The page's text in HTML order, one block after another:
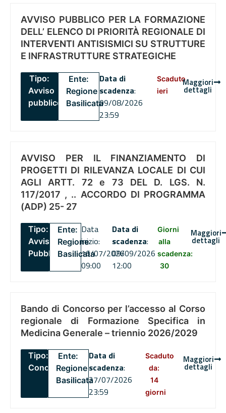
AVVISO PUBBLICO PER LA FORMAZIONE
DELL’ ELENCO DI PRIORITÀ REGIONALE DI
INTERVENTI ANTISISMICI SU STRUTTURE
E INFRASTRUTTURE STRATEGICHE
Tipo:
Avviso
pubblico
Ente:
Regione
Basilicata
Data di
scadenza:
09/08/2026
23:59
Scaduto
ieri
Maggiori
dettagli
AVVISO PER IL FINANZIAMENTO DI
PROGETTI DI RILEVANZA LOCALE DI CUI
AGLI ARTT. 72 e 73 DEL D. LGS. N.
117/2017 , .. ACCORDO DI PROGRAMMA
(ADP) 25- 27
Tipo:
Avviso
Pubblico
Ente:
Regione
Basilicata
Data
inizio:
16/07/2026
09:00
Data di
scadenza:
09/09/2026
12:00
Giorni
alla
scadenza:
30
Maggiori
dettagli
Bando di Concorso per l’accesso al Corso
regionale di Formazione Specifica in
Medicina Generale – triennio 2026/2029
Tipo:
Concorsi
Ente:
Regione
Basilicata
Data di
scadenza:
27/07/2026
23:59
Scaduto
da:
14
giorni
Maggiori
dettagli